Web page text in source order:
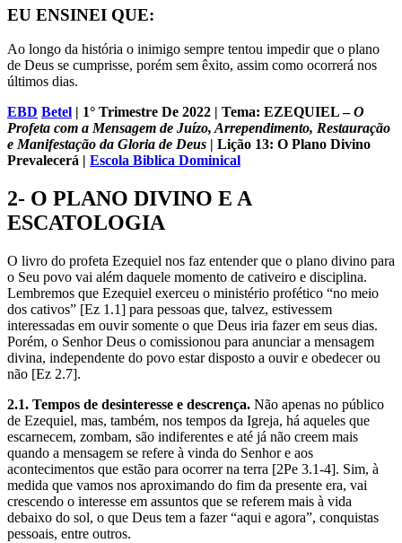
EU ENSINEI QUE:
Ao longo da história o inimigo sempre tentou impedir que o plano
de Deus se cumprisse, porém sem êxito, assim como ocorrerá nos
últimos dias.
EBD Betel | 1° Trimestre De 2022 | Tema: EZEQUIEL –O
Profeta com a Mensagem de Juízo, Arrependimento, Restauração
e Manifestação da Gloria de Deus | Lição 13: O Plano Divino
Prevalecerá | Escola Biblica Dominical
2- O PLANO DIVINO E A
ESCATOLOGIA
O livro do profeta Ezequiel nos faz entender que o plano divino para
o Seu povo vai além daquele momento de cativeiro e disciplina.
Lembremos que Ezequiel exerceu o ministério profético “no meio
dos cativos” [Ez 1.1] para pessoas que, talvez, estivessem
interessadas em ouvir somente o que Deus iria fazer em seus dias.
Porém, o Senhor Deus o comissionou para anunciar a mensagem
divina, independente do povo estar disposto a ouvir e obedecer ou
não [Ez 2.7].
2.1. Tempos de desinteresse e descrença. Não apenas no público
de Ezequiel, mas, também, nos tempos da Igreja, há aqueles que
escarnecem, zombam, são indiferentes e até já não creem mais
quando a mensagem se refere à vinda do Senhor e aos
acontecimentos que estão para ocorrer na terra [2Pe 3.1-4]. Sim, à
medida que vamos nos aproximando do fim da presente era, vai
crescendo o interesse em assuntos que se referem mais à vida
debaixo do sol, o que Deus tem a fazer “aqui e agora”, conquistas
pessoais, entre outros.